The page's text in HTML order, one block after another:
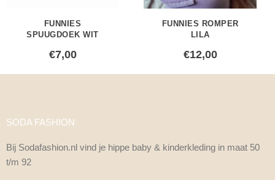
FUNNIES
SPUUGDOEK WIT
€7,00
FUNNIES ROMPER
LILA
€12,00
SODA FASHION
Bij Sodafashion.nl vind je hippe baby & kinderkleding in maat 50
t/m 92